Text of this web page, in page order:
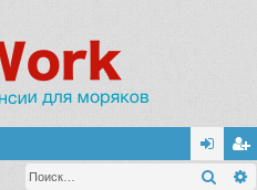
хо ег